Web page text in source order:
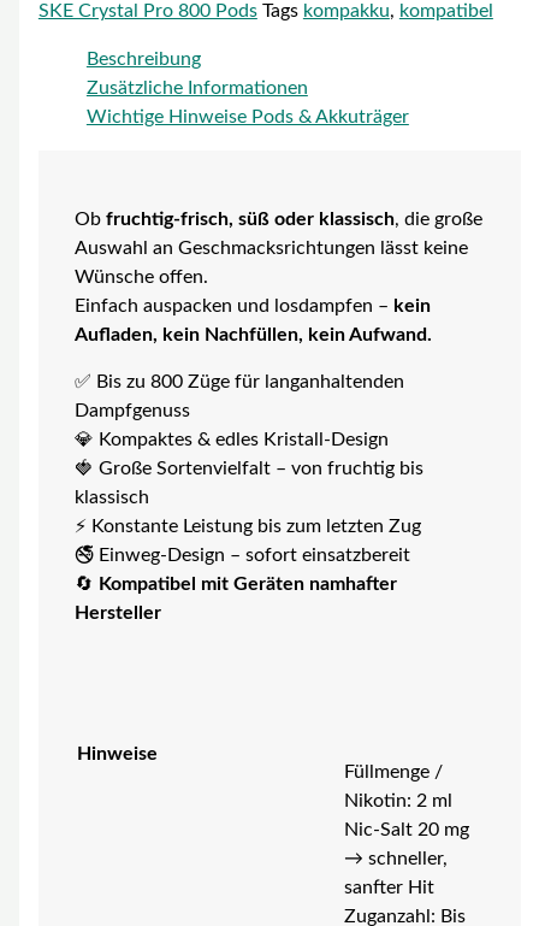
SKE Crystal Pro 800 Pods
Tags kompakku, kompatibel
Beschreibung
Zusätzliche Informationen
Wichtige Hinweise Pods & Akkuträger
Ob fruchtig-frisch, süß oder klassisch, die große
Auswahl an Geschmacksrichtungen lässt keine
Wünsche offen.
Einfach auspacken und losdampfen – kein
Aufladen, kein Nachfüllen, kein Aufwand.
✅ Bis zu 800 Züge für langanhaltenden
Dampfgenuss
💎 Kompaktes & edles Kristall-Design
🍓 Große Sortenvielfalt – von fruchtig bis
klassisch
⚡ Konstante Leistung bis zum letzten Zug
🚭 Einweg-Design – sofort einsatzbereit
🔄 Kompatibel mit Geräten namhafter
Hersteller
Hinweise
Füllmenge /
Nikotin: 2 ml
Nic-Salt 20 mg
→ schneller,
sanfter Hit
Zuganzahl: Bis